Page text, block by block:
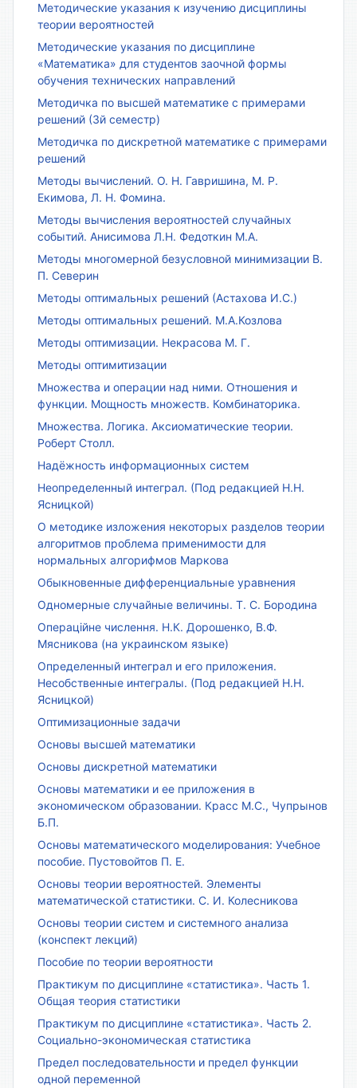
Методические указания к изучению дисциплины
теории вероятностей
Методические указания по дисциплине
«Математика» для студентов заочной формы
обучения технических направлений
Методичка по высшей математике с примерами
решений (3й семестр)
Методичка по дискретной математике с примерами
решений
Методы вычислений. О. Н. Гавришина, М. Р.
Екимова, Л. Н. Фомина.
Методы вычисления вероятностей случайных
событий. Анисимова Л.Н. Федоткин М.А.
Методы многомерной безусловной минимизации В.
П. Северин
Методы оптимальных решений (Астахова И.С.)
Методы оптимальных решений. М.А.Козлова
Методы оптимизации. Некрасова М. Г.
Методы оптимитизации
Множества и операции над ними. Отношения и
функции. Мощность множеств. Комбинаторика.
Множества. Логика. Аксиоматические теории.
Роберт Столл.
Надёжность информационных систем
Неопределенный интеграл. (Под редакцией Н.Н.
Ясницкой)
О методике изложения некоторых разделов теории
алгоритмов проблема применимости для
нормальных алгорифмов Маркова
Обыкновенные дифференциальные уравнения
Одномерные случайные величины. Т. С. Бородина
Операційне числення. Н.К. Дорошенко, В.Ф.
Мясникова (на украинском языке)
Определенный интеграл и его приложения.
Несобственные интегралы. (Под редакцией Н.Н.
Ясницкой)
Оптимизационные задачи
Основы высшей математики
Основы дискретной математики
Основы математики и ее приложения в
экономическом образовании. Красс М.С., Чупрынов
Б.П.
Основы математического моделирования: Учебное
пособие. Пустовойтов П. Е.
Основы теории вероятностей. Элементы
математической статистики. С. И. Колесникова
Основы теории систем и системного анализа
(конспект лекций)
Пособие по теории вероятности
Практикум по дисциплине «статистика». Часть 1.
Общая теория статистики
Практикум по дисциплине «статистика». Часть 2.
Социально-экономическая статистика
Предел последовательности и предел функции
одной переменной